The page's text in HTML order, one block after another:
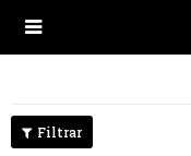
